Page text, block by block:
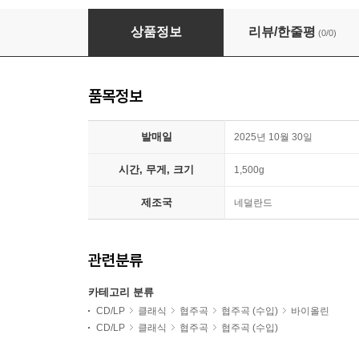
Amandine Beyer 이탈리아의 바흐: 비발디와
상품정보 리뷰/한줄평 (0/0)
품목정보
발매일 2025년 10월 30일
시간, 무게, 크기 1,500g
제조국 네덜란드
관련분류
카테고리 분류
CD/LP 클래식 협주곡 협주곡 (수입)
바이올린
CD/LP
클래식 협주곡 협주곡 (수입)